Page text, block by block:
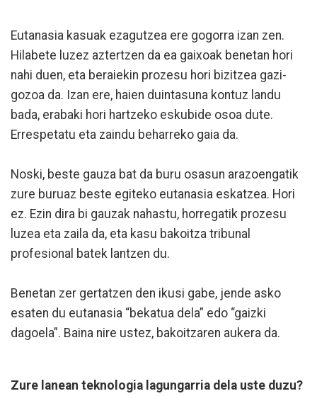
Eutanasia kasuak ezagutzea ere gogorra izan zen.
Hilabete luzez aztertzen da ea gaixoak benetan hori
nahi duen, eta beraiekin prozesu hori bizitzea gazi-
gozoa da. Izan ere, haien duintasuna kontuz landu
bada, erabaki hori hartzeko eskubide osoa dute.
Errespetatu eta zaindu beharreko gaia da.
Noski, beste gauza bat da buru osasun arazoengatik
zure buruaz beste egiteko eutanasia eskatzea. Hori
ez. Ezin dira bi gauzak nahastu, horregatik prozesu
luzea eta zaila da, eta kasu bakoitza tribunal
profesional batek lantzen du.
Benetan zer gertatzen den ikusi gabe, jende asko
esaten du eutanasia “bekatua dela” edo “gaizki
dagoela”. Baina nire ustez, bakoitzaren aukera da.
Zure lanean teknologia lagungarria dela uste duzu?